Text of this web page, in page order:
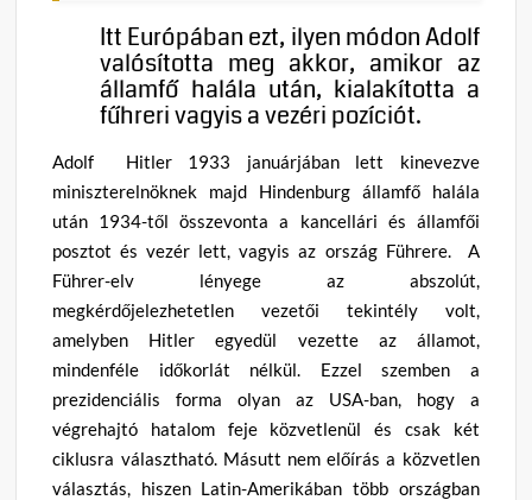
Itt Európában ezt, ilyen módon Adolf
valósította meg akkor, amikor az
államfő halála után, kialakította a
fűhreri vagyis a vezéri pozíciót.
Adolf Hitler 1933 januárjában lett kinevezve
miniszterelnöknek majd Hindenburg államfő halála
után 1934-től összevonta a kancellári és államfői
posztot és vezér lett, vagyis az ország Führere. A
Führer-elv lényege az abszolút,
megkérdőjelezhetetlen vezetői tekintély volt,
amelyben Hitler egyedül vezette az államot,
mindenféle időkorlát nélkül. Ezzel szemben a
prezidenciális forma olyan az USA-ban, hogy a
végrehajtó hatalom feje közvetlenül és csak két
ciklusra választható. Másutt nem előírás a közvetlen
választás, hiszen Latin-Amerikában több országban